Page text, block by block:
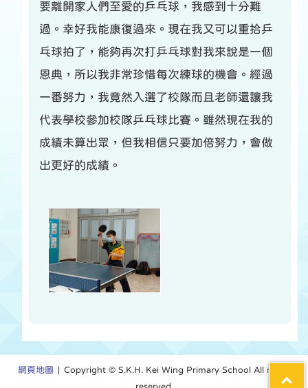
要離開家人們至愛的乒乓球，我感到十分難
過。幸好我能康復過來。現在我又可以重拾乒
乓球拍了，能夠再次打乒乓球對我來說是一個
恩典，所以我非常珍惜每次練球的機會。經過
一番努力，我竟然入選了校隊而且老師還讓我
代表學校參加校隊乒乓球比賽。雖然現在我的
成績未算出眾，但我相信只要加倍努力，會做
出更好的成績。
網頁地圖 | Copyright © S.K.H. Kei Wing Primary School All rights
reserved.